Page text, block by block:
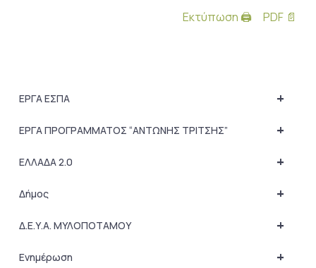
Εκτύπωση 🖨 PDF 📄
+
ΕΡΓΑ ΕΣΠΑ
+
ΕΡΓΑ ΠΡΟΓΡΑΜΜΑΤΟΣ “ΑΝΤΩΝΗΣ ΤΡΙΤΣΗΣ”
+
ΕΛΛΑΔΑ 2.0
+
Δήμος
+
Δ.Ε.Υ.Α. ΜΥΛΟΠΟΤΑΜΟΥ
+
Ενημέρωση